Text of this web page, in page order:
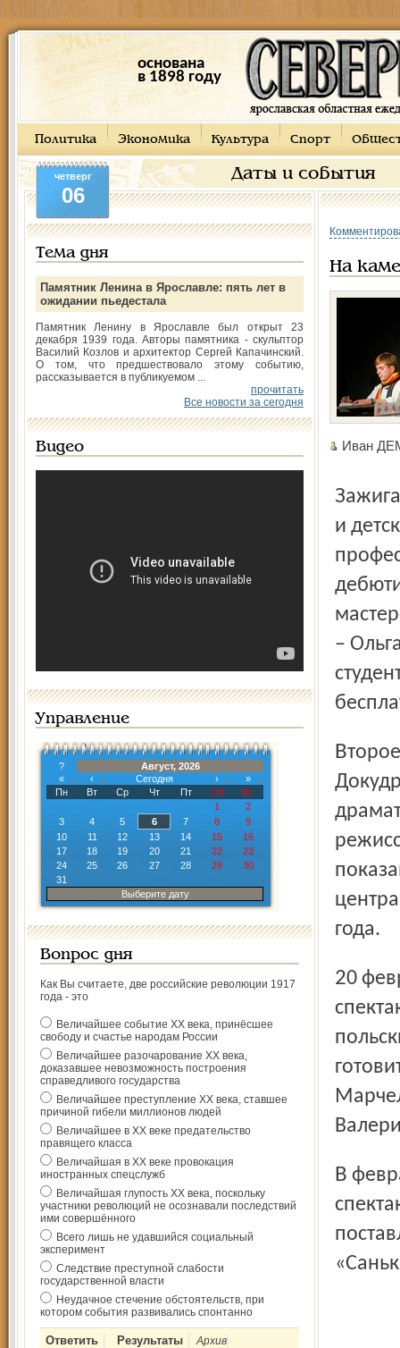
основана
в 1898 году
Политика Экономика Культура Спорт
Даты и события
четверг
06
Тема дня
Памятник Ленина в Ярославле: пять лет в
ожидании пьедестала
Памятник Ленину в Ярославле был открыт 23
декабря 1939 года. Авторы памятника - скульптор
Василий Козлов и архитектор Сергей Капачинский.
О том, что предшествовало этому событию,
рассказывается в публикуемом ...
прочитать
Все новости за сегодня
Видео
Управление
?
Август, 2026
«
‹ Сегодня ›
»
Пн
Вт Ср Чт Пт Сб
Вс
1
2
3
4 5 6 7 8
9
10
11 12 13 14 15
16
17
18 19 20 21 22
23
24
25 26 27 28 29
30
31
Выберите дату
Вопрос дня
Как Вы считаете, две российские революции 1917
года - это
Величайшее событие ХХ века, принёсшее
свободу и счастье народам России
Величайшее разочарование ХХ века,
доказавшее невозможность построения
справедливого государства
Величайшее преступление ХХ века, ставшее
причиной гибели миллионов людей
Величайшее в ХХ веке предательство
правящего класса
Величайшая в ХХ веке провокация
иностранных спецслужб
Величайшая глупость ХХ века, поскольку
участники революций не осознавали последствий
ими совершённого
Всего лишь не удавшийся социальный
эксперимент
Следствие преступной слабости
государственной власти
Неудачное стечение обстоятельств, при
котором события развивались спонтанно
Архив
На
Иван
Зажигательным миксом пьес Некрасова («Осенняя скука»
и
–
Второе, уже февральское событие – 13 и 14 февраля «Вий.
года.
20 февраля репертуар камерной сцены пополнится
В феврале на камерной сцене также будет показан